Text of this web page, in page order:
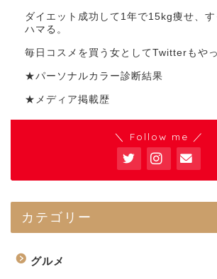
ダイエット成功して1年で15kg痩せ、
ハマる。
毎日コスメを買う女としてTwitterもやっ
★パーソナルカラー診断結果
★メディア掲載歴
＼ Follow me ／
カテゴリー
グルメ